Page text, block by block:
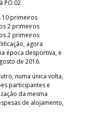
PO.02.
10 primeiros
2 primeiros
2 primeiros
agora
época desportiva, e
de 2016.
numa única volta,
participantes e
da mesma
de alojamento,